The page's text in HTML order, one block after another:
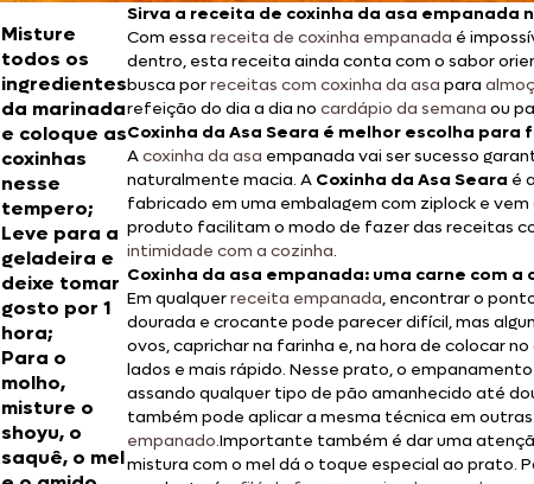
Misture
todos os
ingredientes
da marinada
e coloque as
coxinhas
nesse
tempero;
Leve para a
geladeira e
deixe tomar
gosto por 1
hora;
Para o
molho,
misture o
shoyu, o
saquê, o mel
Sirva a receita de coxinha da asa empanada
Com essa receita de coxinha empanada é
dentro, esta receita ainda conta com o sabor
busca porreceitas com coxinha da asa para
refeição do dia a dia no cardápio da semana ou
Coxinha da Asa Seara é melhor escolha
Acoxinha da asa empanada vai ser sucesso
naturalmente macia. A Coxinha da Asa Seara é
fabricado em uma embalagem com ziplock e
produto facilitam o modo de fazer das receitas
intimidade com a cozinha.
Coxinha da asa empanada: uma carne com
Em qualquerreceita empanada, encontrar o
dourada e crocante pode parecer difícil, mas
ovos, caprichar na farinha e, na hora de colocar
lados e mais rápido. Nesse prato, o
assando qualquer tipo de pão amanhecido até
também pode aplicar a mesma técnica em outras
empanado.Importante também é dar uma
mistura com o mel dá o toque especial ao prato.